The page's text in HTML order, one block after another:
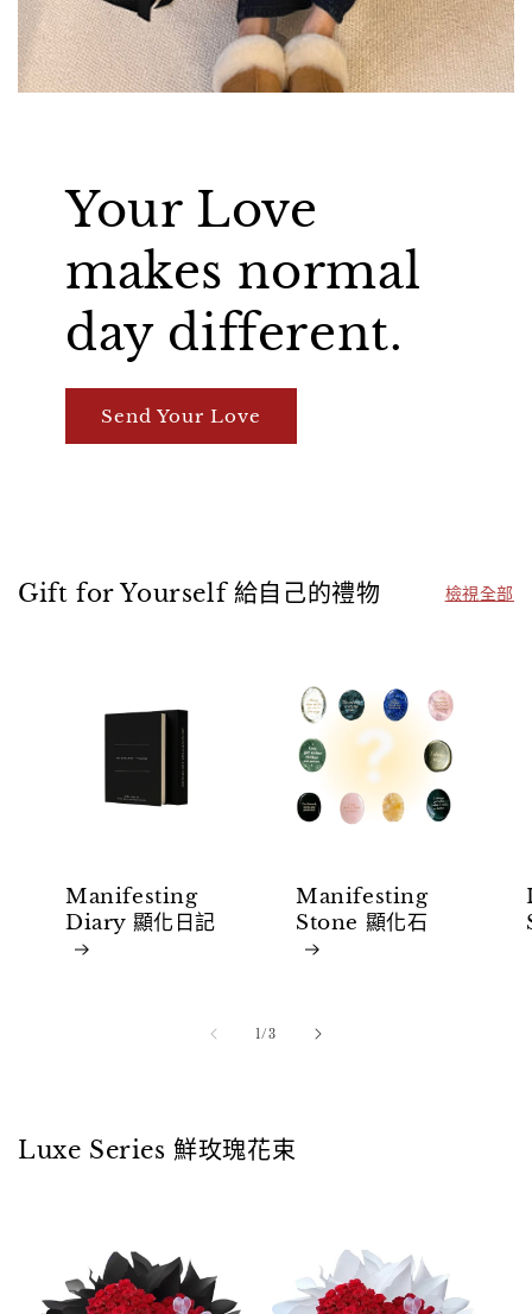
Your Love
makes normal
day different.
Send Your Love
Gift for Yourself 給自己的禮物 檢視全部
Manifesting
Diary 顯化日記
Manifesting
Stone 顯化石
1//3
Luxe Series 鮮玫瑰花束